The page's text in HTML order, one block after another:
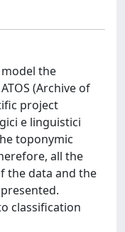
the
(Archive of
project
e linguistici
toponymic
all the
the data and the
classification